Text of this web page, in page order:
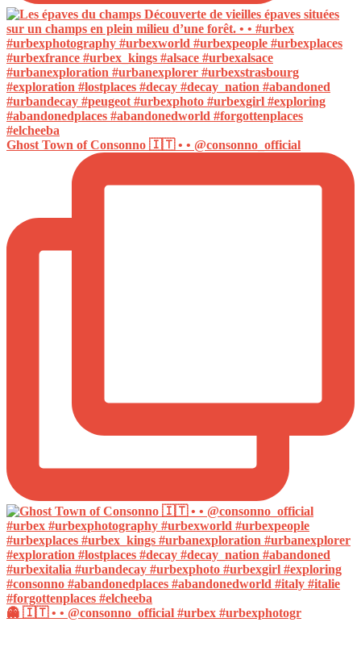
Ghost Town of Consonno 🇮🇹 • • @consonno_official
👻 🇮🇹 • • @consonno_official #urbex #urbexphotogr